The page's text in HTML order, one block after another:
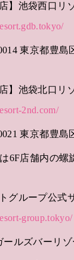
】池袋西口リ
東京都豊島
店】池袋北口リ
2nd.com/
東京都豊島
は6F店舗内の螺
グループ公式
group.tokyo/
ールズバーリ